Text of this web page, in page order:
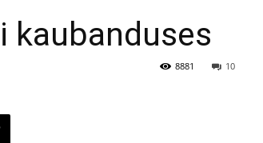
kaubanduses
10
8881